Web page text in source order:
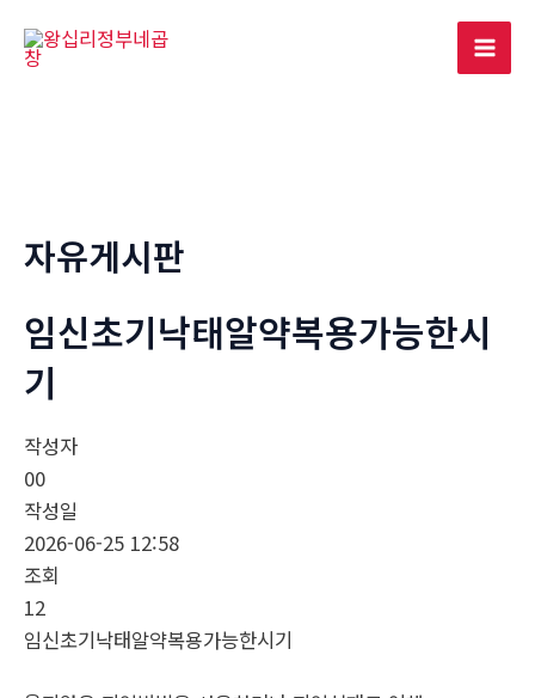
Main
자유게시판
임신초기낙태알약복용가능한시
기
작성자
00
작성일
2026-06-25 12:58
조회
12
임신초기낙태알약복용가능한시기